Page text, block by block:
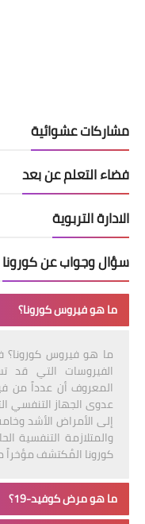
مشاركات عشوائية
فضاء التعلم عن بعد
الادارة التربوية
سؤال وجواب عن كورونا
ما هو فيروس كورونا؟
ما هو فيروس
الفيروسات التي قد
المعروف أن عدداً من
عدوى الجهاز التنفسي
إلى الأمراض الأشد
والمتلازمة التنفسية
كورونا المُكتشف مؤخراً
ما هو مرض كوفيد-19؟